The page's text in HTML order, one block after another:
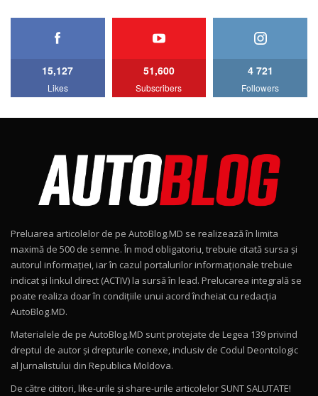
AutoBlog.MD
15:08
Noul Geely EX2 / Test Drive AutoBlog.MD
15:22
Mercedes-AMG E 53 HYBRID 4MATIC+ / Test
Drive AutoBlog.MD
16:27
11
Noul Volvo ES90 / Test Drive AutoBlog.MD
12
Noul MG HS / Test Drive AutoBlog.MD
16:48
15,127
Likes
51,600
Subscribers
4 721
Followers
Preluarea articolelor de pe AutoBlog.MD se realizează în limita
maximă de 500 de semne. În mod obligatoriu, trebuie citată sursa și
autorul informației, iar în cazul portalurilor informaționale trebuie
indicat și linkul direct (ACTIV) la sursă în lead. Prelucarea integrală se
poate realiza doar în condițiile unui acord încheiat cu redacţia
AutoBlog.MD.
Materialele de pe AutoBlog.MD sunt protejate de Legea 139 privind
dreptul de autor și drepturile conexe, inclusiv de Codul Deontologic
al Jurnalistului din Republica Moldova.
De către cititori, like-urile şi share-urile articolelor SUNT SALUTATE!